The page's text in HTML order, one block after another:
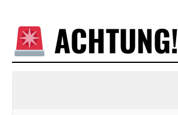
ACHTUNG!